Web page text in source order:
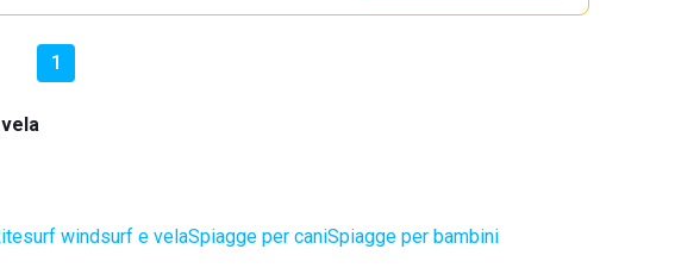
1
windsurf e velaSpiagge per caniSpiagge per bambini